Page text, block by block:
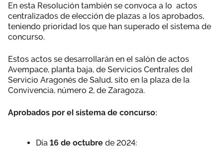
En esta Resolución también se convoca a lo actos
centralizados de elección de plazas a los aprobados,
teniendo prioridad los que han superado el sistema de
concurso.
Estos actos se desarrollarán en el salón de actos
Avempace, planta baja, de Servicios Centrales del
Servicio Aragonés de Salud, sito en la plaza de la
Convivencia, número 2, de Zaragoza.
Aprobados por el sistema de concurso:
Día 16 de octubre de 2024: